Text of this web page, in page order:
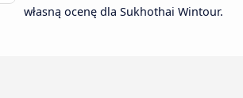
własną ocenę dla Sukhothai Wintour.